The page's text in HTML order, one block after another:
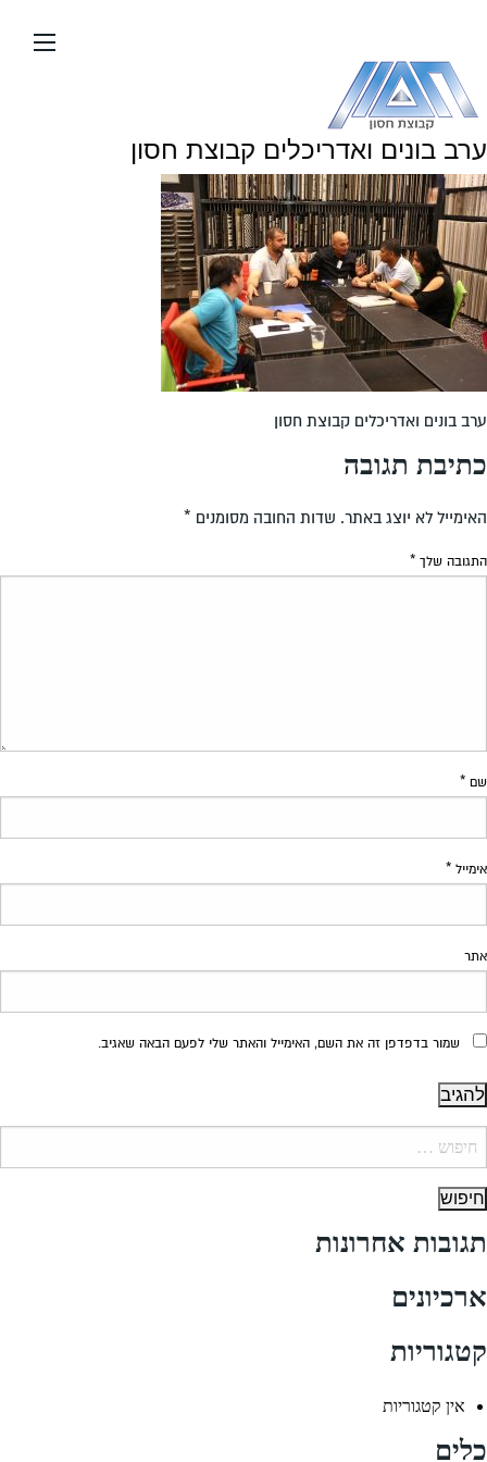
העמוד
ערב בונים ואדריכלים קבוצת חסון
ערב בונים ואדריכלים קבוצת חסון
כתיבת תגובה
האימייל לא יוצג באתר. שדות החובה מסומנים *
התגובה שלך *
שם *
אימייל *
אתר
שמור בדפדפן זה את השם, האימייל והאתר שלי לפעם הבאה שאגיב.
תגובות אחרונות
ארכיונים
קטגוריות
אין קטגוריות
כלים